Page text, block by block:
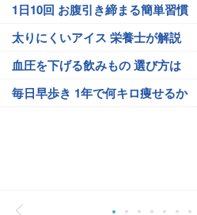
1日10回 お腹引き締まる簡単習慣
太りにくいアイス 栄養士が解説
血圧を下げる飲みもの 選び方は
毎日早歩き 1年で何キロ痩せるか